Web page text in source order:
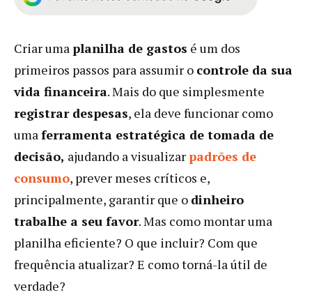
Criar uma planilha de gastos é um dos
primeiros passos para assumir o controle da sua
vida financeira. Mais do que simplesmente
registrar despesas, ela deve funcionar como
umaferramenta estratégica de tomada de
decisão, ajudando a visualizar padrões de
consumo, prever meses críticos e,
principalmente, garantir que o dinheiro
trabalhe a seu favor. Mas como montar uma
planilha eficiente? O que incluir? Com que
frequência atualizar? E como torná-la útil de
verdade?